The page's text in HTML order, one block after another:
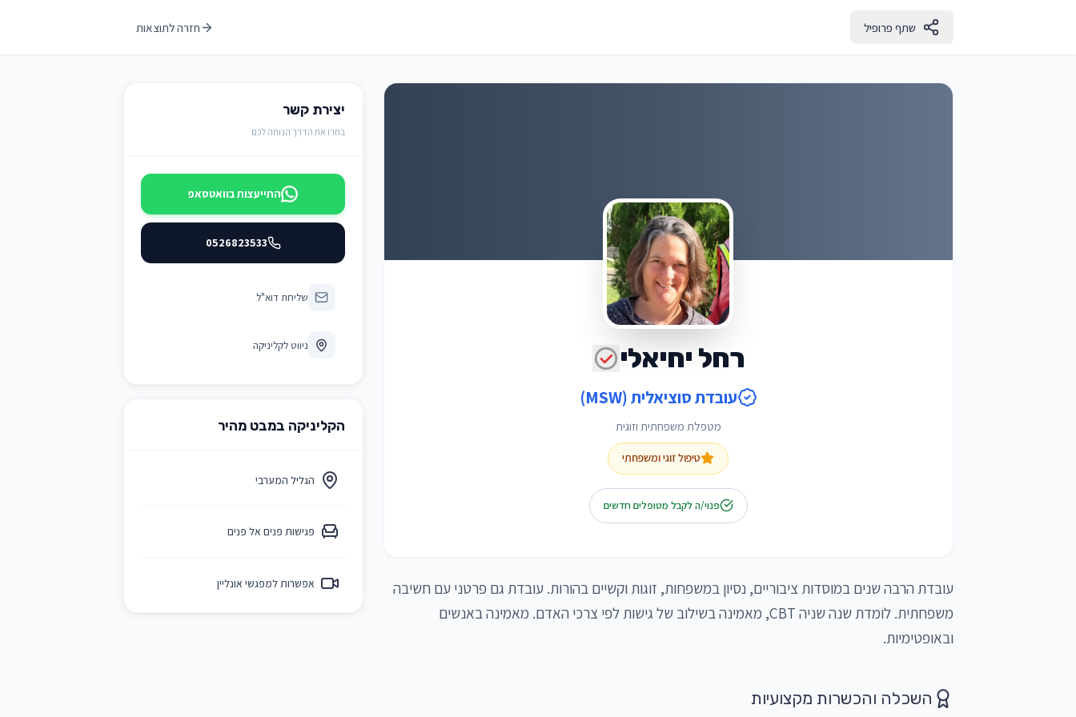
שתף פרופיל חזרה לתוצאות
רחל יחיאלי
עובדת סוציאלית (MSW)
מטפלת משפחתית וזוגית
טיפול זוגי ומשפחתי
פנוי/ה לקבל מטופלים חדשים
ובאופטימיות.
השכלה והכשרות מקצועיות
יצירת קשר
בחרו את הדרך הנוחה לכם
התייעצות בוואטסאפ
0526823533
שליחת דוא"ל
ניווט לקליניקה
הקליניקה במבט מהיר
הגליל המערבי
פגישות פנים אל פנים
אפשרות למפגשי אונליין